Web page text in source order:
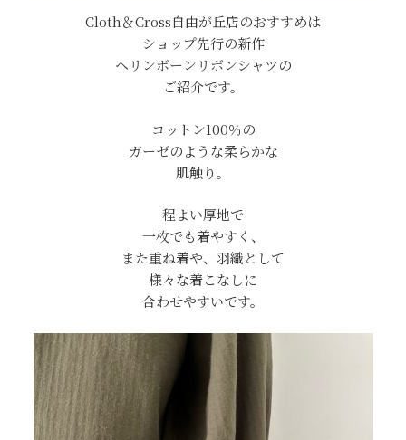
Cloth＆Cross自由が丘店のおすすめは
ショップ先行の新作
ヘリンボーンリボンシャツの
ご紹介です。
コットン100％の
ガーゼのような柔らかな
肌触り。
程よい厚地で
一枚でも着やすく、
また重ね着や、羽織として
様々な着こなしに
合わせやすいです。